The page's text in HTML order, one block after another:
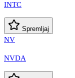
INTC
Spremljaj
NV
NVDA